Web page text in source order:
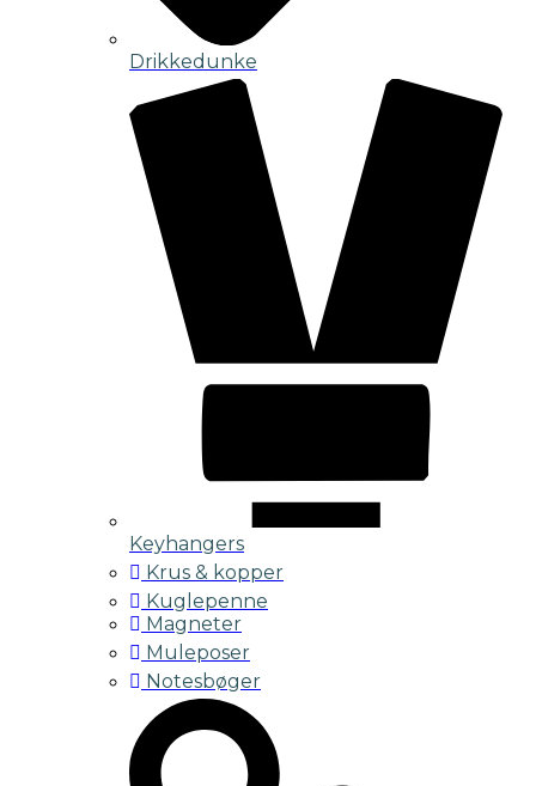
Drikkedunke
Keyhangers
Krus & kopper
Kuglepenne
Magneter
Muleposer
Notesbøger